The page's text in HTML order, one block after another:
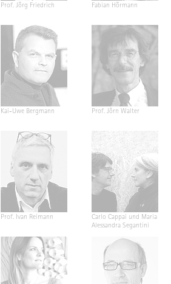
Prof. Jörg Friedrich Fabian Hörmann
Kai-Uwe Bergmann Prof. Jörn Walter
Prof. Ivan Reimann
Carlo Cappai und Maria
Alessandra Segantini